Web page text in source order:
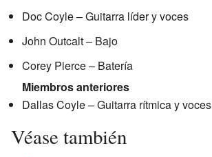
Doc Coyle – Guitarra líder y voces
John Outcalt – Bajo
Corey Pierce – Batería
Miembros anteriores
Dallas Coyle – Guitarra rítmica y voces
Véase también